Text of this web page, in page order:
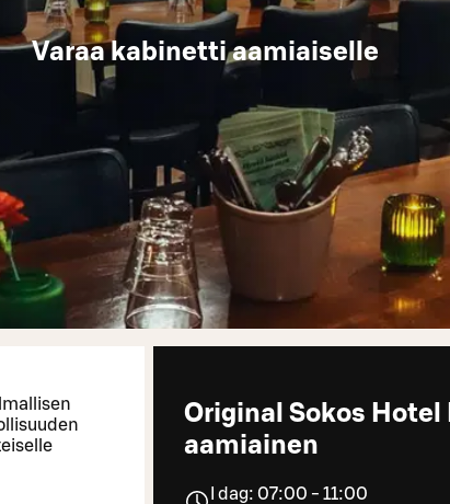
Varaa kabinetti aamiaiselle
Original Sokos Hotel
aamiainen
I dag: 07:00 - 11:00